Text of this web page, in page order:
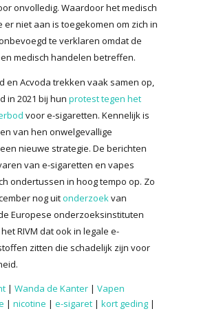
onvolledig. Waardoor het medisch
er niet aan is toegekomen om zich in
te verklaren omdat de
medisch handelen betreffen.
en Acvoda trekken vaak samen op,
in 2021 bij hun protest tegen het
voor e-sigaretten. Kennelijk is
van hen onwelgevallige
nieuwe strategie. De berichten
van e-sigaretten en vapes
ondertussen in hoog tempo op. Zo
nog uitonderzoekvan
Europese onderzoeksinstituten
RIVM dat ook in legale e-
zitten die schadelijk zijn voor
| Wanda de Kanter | Vapen
| nicotine | e-sigaret | kort geding |